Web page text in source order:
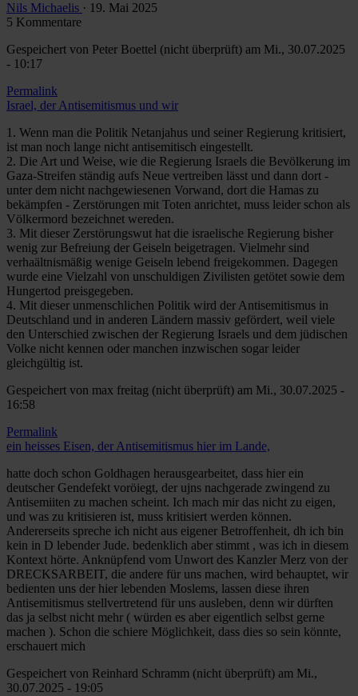
Nils Michaelis · 19. Mai 2025
5 Kommentare
Gespeichert von Peter Boettel (nicht überprüft) am Mi., 30.07.2025
- 10:17
Permalink
Israel, der Antisemitismus und wir
1. Wenn man die Politik Netanjahus und seiner Regierung kritisiert,
ist man noch lange nicht antisemitisch eingestellt.
2. Die Art und Weise, wie die Regierung Israels die Bevölkerung im
Gaza-Streifen ständig aufs Neue vertreiben lässt und dann dort -
unter dem nicht nachgewiesenen Vorwand, dort die Hamas zu
bekämpfen - Zerstörungen mit Toten anrichtet, muss leider schon als
Völkermord bezeichnet wereden.
3. Mit dieser Zerstörungswut hat die israelische Regierung bisher
wenig zur Befreiung der Geiseln beigetragen. Vielmehr sind
verhaältnismäßig wenige Geiseln lebend freigekommen. Dagegen
wurde eine Vielzahl von unschuldigen Zivilisten getötet sowie dem
Hungertod preisgegeben.
4. Mit dieser unmenschlichen Politik wird der Antisemitismus in
Deutschland und in anderen Ländern massiv gefördert, weil viele
den Unterschied zwischen der Regierung Israels und dem jüdischen
Volke nicht kennen oder manchen inzwischen sogar leider
gleichgültig ist.
Gespeichert von max freitag (nicht überprüft) am Mi., 30.07.2025 -
16:58
Permalink
ein heisses Eisen, der Antisemitismus hier im Lande,
hatte doch schon Goldhagen herausgearbeitet, dass hier ein
deutscher Gendefekt voröiegt, der ujns nachgerade zwingend zu
Antisemiiten zu machen scheint. Ich mach mir das nicht zu eigen,
und was zu kritisieren ist, muss kritisiert werden können.
Andererseits spreche ich nicht aus eigener Betroffenheit, dh ich bin
kein in D lebender Jude. bedenklich aber stimmt , was ich in diesem
Kontext hörte. Anknüpfend vom Unwort des Kanzler Merz von der
DRECKSARBEIT, die andere für uns machen, wird behauptet, wir
bedienten uns der hier lebenden Moslems, lassen diese ihren
Antisemitismus stellvertretend für uns ausleben, denn wir dürften
das ja selbst nicht mehr ( würden es aber eigentlich selbst gerne
machen ). Schon die schiere Möglichkeit, dass dies so sein könnte,
erschauert mich
Gespeichert von Reinhard Schramm (nicht überprüft) am Mi.,
30.07.2025 - 19:05